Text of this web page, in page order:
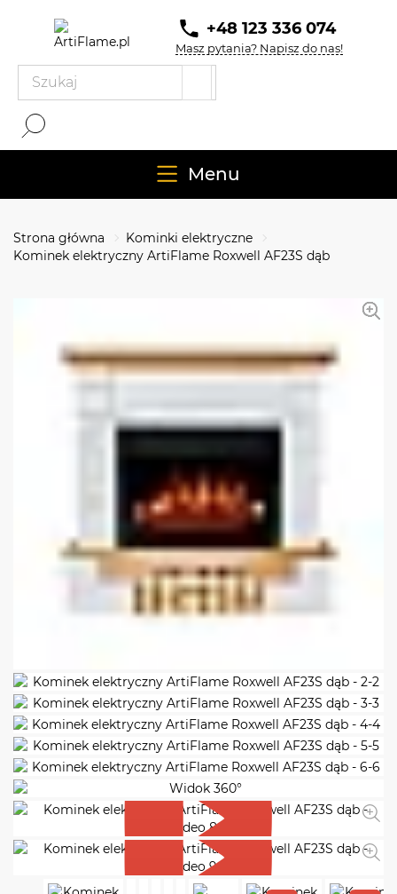
+48 123 336 074
Masz pytania? Napisz do nas!
Menu
Strona główna
Kominki elektryczne
Kominek elektryczny ArtiFlame Roxwell AF23S dąb